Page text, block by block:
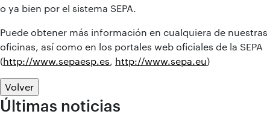
o ya bien por el sistema SEPA.
Puede obtener más información en cualquiera de nuestras
oficinas, así como en los portales web oficiales de la SEPA
(http://www.sepaesp.es, http://www.sepa.eu)
Volver
Últimas noticias